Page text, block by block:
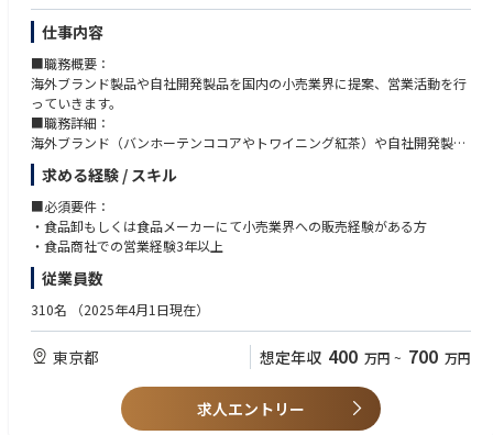
仕事内容
■職務概要：
海外ブランド製品や自社開発製品を国内の小売業界に提案、営業活動を行
っていきます。
■職務詳細：
海外ブランド（バンホーテンココアやトワイニング紅茶）や自社開発製品
（モンカフェ、辻利）等を量販店、コンビニエンスストアに営業活動
致します。担当先と一緒に企画を提案したり、オリジナル商品を開発する
など、自社取扱い製品を通じて、百貨店や量販店の売上があがること
を常に考えて頂きます。
求める経験 / スキル
■必須要件：
・食品卸もしくは食品メーカーにて小売業界への販売経験がある方
・食品商社での営業経験3年以上
従業員数
310名 （2025年4月1日現在）
東京都 想定年収 400 万円 ~ 700 万円
求人エントリー